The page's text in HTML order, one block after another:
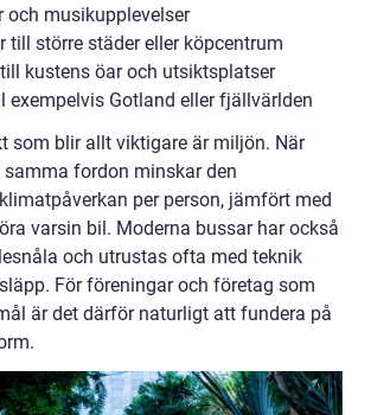
och musikupplevelser
till större städer eller köpcentrum
kustens öar och utsiktsplatser
exempelvis Gotland eller fjällvärlden
som blir allt viktigare är miljön. När
fordon minskar den
per person, jämfört med
varsin bil. Moderna bussar har också
och utrustas ofta med teknik
För föreningar och företag som
är det därför naturligt att fundera på